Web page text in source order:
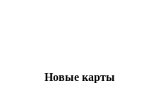
Новые карты